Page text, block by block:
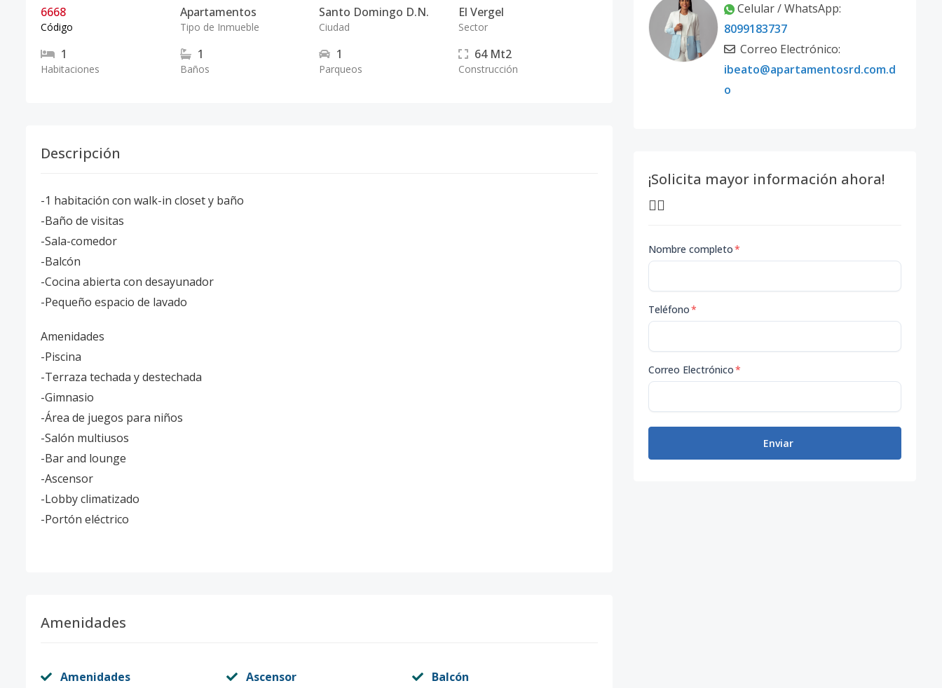
6668
Código
Apartamentos
Tipo de Inmueble
Santo Domingo D.N.
Ciudad
El Vergel
Sector
1
Habitaciones
1
Baños
1
Parqueos
64 Mt2
Construcción
Descripción
-1 habitación con walk-in closet y baño
-Baño de visitas
-Sala-comedor
-Balcón
-Cocina abierta con desayunador
-Pequeño espacio de lavado
Amenidades
-Piscina
-Terraza techada y destechada
-Gimnasio
-Área de juegos para niños
-Salón multiusos
-Bar and lounge
-Ascensor
-Lobby climatizado
-Portón eléctrico
Amenidades
Amenidades Ascensor Balcón
Celular / WhatsApp:
8099183737
Correo Electrónico:
ibeato@apartamentosrd.com.d
o
¡Solicita mayor información ahora!
👇🏽
Nombre completo*
Teléfono*
Correo Electrónico*
Enviar